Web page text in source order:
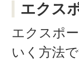
エクス
エクスポ
いく方法